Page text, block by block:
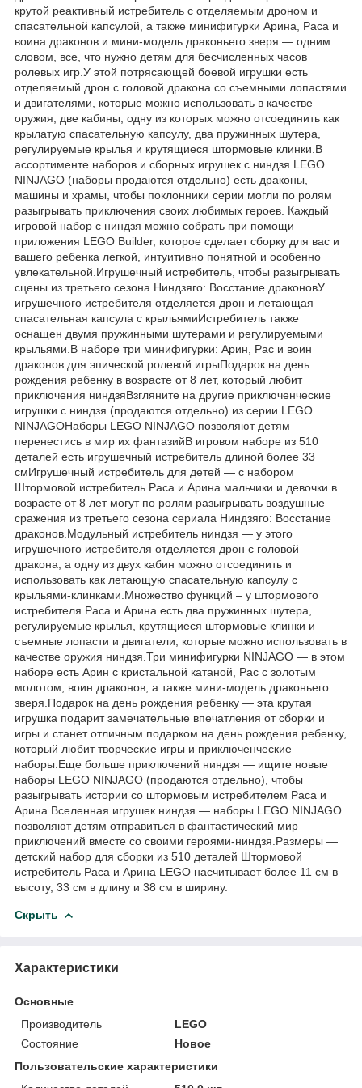
крутой реактивный истребитель с отделяемым дроном и
спасательной капсулой, а также минифигурки Арина, Раса и
воина драконов и мини-модель драконьего зверя — одним
словом, все, что нужно детям для бесчисленных часов
ролевых игр.У этой потрясающей боевой игрушки есть
отделяемый дрон с головой дракона со съемными лопастями
и двигателями, которые можно использовать в качестве
оружия, две кабины, одну из которых можно отсоединить как
крылатую спасательную капсулу, два пружинных шутера,
регулируемые крылья и крутящиеся штормовые клинки.В
ассортименте наборов и сборных игрушек с ниндзя LEGO
NINJAGO (наборы продаются отдельно) есть драконы,
машины и храмы, чтобы поклонники серии могли по ролям
разыгрывать приключения своих любимых героев. Каждый
игровой набор с ниндзя можно собрать при помощи
приложения LEGO Builder, которое сделает сборку для вас и
вашего ребенка легкой, интуитивно понятной и особенно
увлекательной.Игрушечный истребитель, чтобы разыгрывать
сцены из третьего сезона Ниндзяго: Восстание драконовУ
игрушечного истребителя отделяется дрон и летающая
спасательная капсула с крыльямиИстребитель также
оснащен двумя пружинными шутерами и регулируемыми
крыльями.В наборе три минифигурки: Арин, Рас и воин
драконов для эпической ролевой игрыПодарок на день
рождения ребенку в возрасте от 8 лет, который любит
приключения ниндзяВзгляните на другие приключенческие
игрушки с ниндзя (продаются отдельно) из серии LEGO
NINJAGOНаборы LEGO NINJAGO позволяют детям
перенестись в мир их фантазийВ игровом наборе из 510
деталей есть игрушечный истребитель длиной более 33
смИгрушечный истребитель для детей — с набором
Штормовой истребитель Раса и Арина мальчики и девочки в
возрасте от 8 лет могут по ролям разыгрывать воздушные
сражения из третьего сезона сериала Ниндзяго: Восстание
драконов.Модульный истребитель ниндзя — у этого
игрушечного истребителя отделяется дрон с головой
дракона, а одну из двух кабин можно отсоединить и
использовать как летающую спасательную капсулу с
крыльями-клинками.Множество функций – у штормового
истребителя Раса и Арина есть два пружинных шутера,
регулируемые крылья, крутящиеся штормовые клинки и
съемные лопасти и двигатели, которые можно использовать в
качестве оружия ниндзя.Три минифигурки NINJAGO — в этом
наборе есть Арин с кристальной катаной, Рас с золотым
молотом, воин драконов, а также мини-модель драконьего
зверя.Подарок на день рождения ребенку — эта крутая
игрушка подарит замечательные впечатления от сборки и
игры и станет отличным подарком на день рождения ребенку,
который любит творческие игры и приключенческие
наборы.Еще больше приключений ниндзя — ищите новые
наборы LEGO NINJAGO (продаются отдельно), чтобы
разыгрывать истории со штормовым истребителем Раса и
Арина.Вселенная игрушек ниндзя — наборы LEGO NINJAGO
позволяют детям отправиться в фантастический мир
приключений вместе со своими героями-ниндзя.Размеры —
детский набор для сборки из 510 деталей Штормовой
истребитель Раса и Арина LEGO насчитывает более 11 см в
высоту, 33 см в длину и 38 см в ширину.
Скрыть
Характеристики
Основные
Производитель
LEGO
Состояние
Новое
Пользовательские характеристики